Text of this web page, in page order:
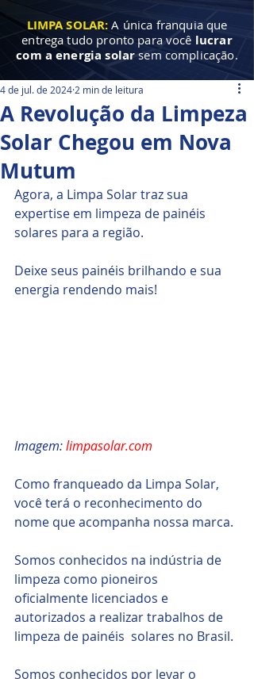
LIMPA SOLAR:A única franquia que
entrega tudo pronto para você lucrar
com a energia solar sem complicação.
A Revolução da Limpeza
Solar Chegou em Nova
Mutum
4 de jul. de 2024 2 min de leitura
Agora, a Limpa Solar traz sua
expertise em limpeza de painéis
solares para a região.
Deixe seus painéis brilhando e sua
energia rendendo mais!
Imagem: limpasolar.com
Como franqueado da Limpa Solar,
você terá o reconhecimento do
nome que acompanha nossa marca.
Somos conhecidos na indústria de
limpeza como pioneiros
oficialmente licenciados e
autorizados a realizar trabalhos de
limpeza de painéis  solares no Brasil.
Somos conhecidos por levar o